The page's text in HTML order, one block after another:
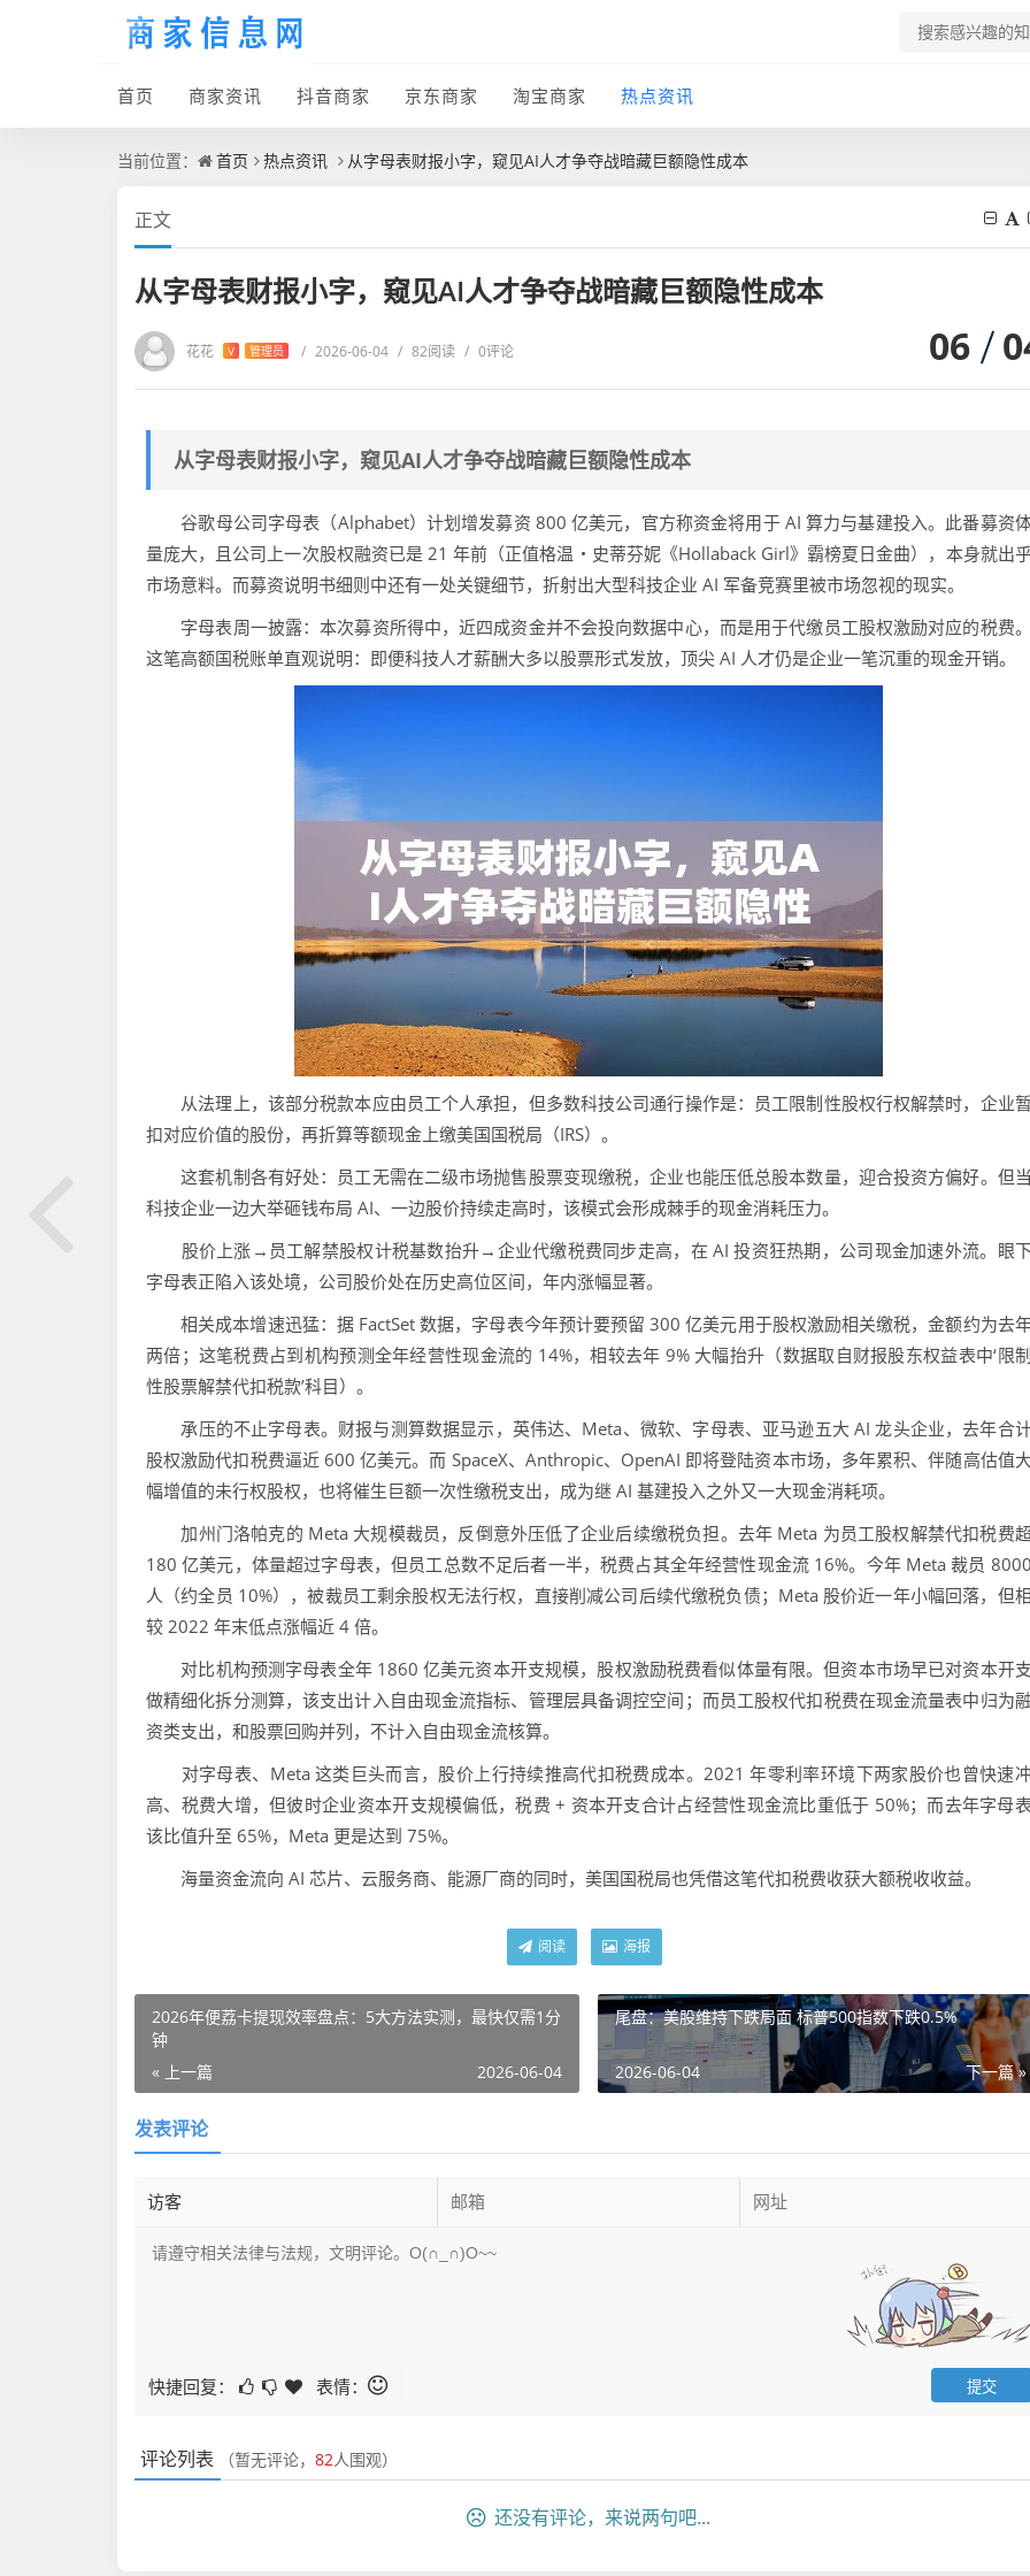
首页 商家资讯 抖音商家 京东商家 淘宝商家 热点资讯
当前位置： 首页 热点资讯 从字母表财报小字，窥见AI人才争夺战暗藏巨额隐性成本
正文
从字母表财报小字，窥见AI人才争夺战暗藏巨额隐性成本
花花 V 管理员 / 2026-06-04 / 82阅读 / 0评论 06
从字母表财报小字，窥见AI人才争夺战暗藏巨额隐性成本
谷歌母公司字母表（Alphabet）计划增发募资 800 亿美元，官方称资金将用于 AI 算力与基建投入。此番募资
量庞大，且公司上一次股权融资已是 21 年前（正值格温・史蒂芬妮《Hollaback Girl》霸榜夏日金曲），本身就出
市场意料。而募资说明书细则中还有一处关键细节，折射出大型科技企业 AI 军备竞赛里被市场忽视的现实。
字母表周一披露：本次募资所得中，近四成资金并不会投向数据中心，而是用于代缴员工股权激励对应的税费。
这笔高额国税账单直观说明：即便科技人才薪酬大多以股票形式发放，顶尖 AI 人才仍是企业一笔沉重的现金开销。
从法理上，该部分税款本应由员工个人承担，但多数科技公司通行操作是：员工限制性股权行权解禁时，企业
扣对应价值的股份，再折算等额现金上缴美国国税局（IRS）。
这套机制各有好处：员工无需在二级市场抛售股票变现缴税，企业也能压低总股本数量，迎合投资方偏好。但当
科技企业一边大举砸钱布局 AI、一边股价持续走高时，该模式会形成棘手的现金消耗压力。
股价上涨→员工解禁股权计税基数抬升→企业代缴税费同步走高，在 AI 投资狂热期，公司现金加速外流。眼
字母表正陷入该处境，公司股价处在历史高位区间，年内涨幅显著。
相关成本增速迅猛：据 FactSet 数据，字母表今年预计要预留 300 亿美元用于股权激励相关缴税，金额约为去
两倍；这笔税费占到机构预测全年经营性现金流的 14%，相较去年 9% 大幅抬升（数据取自财报股东权益表中‘限制
性股票解禁代扣税款’科目）。
承压的不止字母表。财报与测算数据显示，英伟达、Meta、微软、字母表、亚马逊五大 AI 龙头企业，去年合
股权激励代扣税费逼近 600 亿美元。而 SpaceX、Anthropic、OpenAI 即将登陆资本市场，多年累积、伴随高估值大
幅增值的未行权股权，也将催生巨额一次性缴税支出，成为继 AI 基建投入之外又一大现金消耗项。
加州门洛帕克的 Meta 大规模裁员，反倒意外压低了企业后续缴税负担。去年 Meta 为员工股权解禁代扣税费超
180 亿美元，体量超过字母表，但员工总数不足后者一半，税费占其全年经营性现金流 16%。今年 Meta 裁员 8000
人（约全员 10%），被裁员工剩余股权无法行权，直接削减公司后续代缴税负债；Meta 股价近一年小幅回落，但相
较 2022 年末低点涨幅近 4 倍。
对比机构预测字母表全年 1860 亿美元资本开支规模，股权激励税费看似体量有限。但资本市场早已对资本开支
做精细化拆分测算，该支出计入自由现金流指标、管理层具备调控空间；而员工股权代扣税费在现金流量表中归为融
资类支出，和股票回购并列，不计入自由现金流核算。
对字母表、Meta 这类巨头而言，股价上行持续推高代扣税费成本。2021 年零利率环境下两家股价也曾快速冲
高、税费大增，但彼时企业资本开支规模偏低，税费 + 资本开支合计占经营性现金流比重低于 50%；而去年字母表
该比值升至 65%，Meta 更是达到 75%。
海量资金流向 AI 芯片、云服务商、能源厂商的同时，美国国税局也凭借这笔代扣税费收获大额税收收益。
阅读 海报
2026年便荔卡提现效率盘点：5大方法实测，最快仅需1分
钟
« 上一篇
2026-06-04
尾盘：美股维持下跌局面 标普500指数下跌0.5%
下一篇 »
2026-06-04
发表评论
快捷回复： 表情：
评论列表 （暂无评论， 82人围观）
还没有评论，来说两句吧...